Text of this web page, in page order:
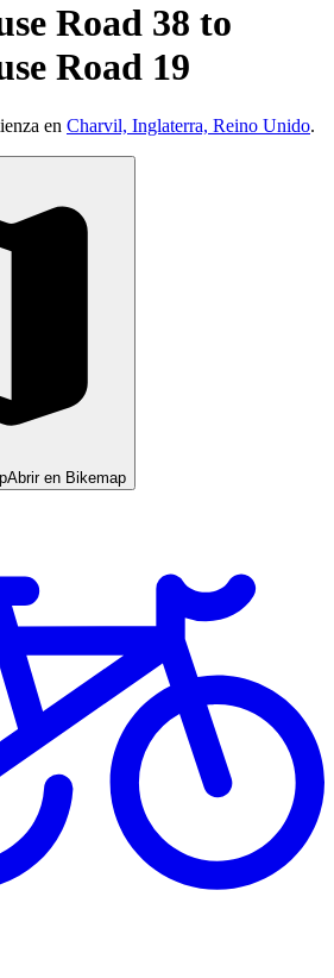
Road 38 to
Road 19
en Charvil, Inglaterra, Reino Unido.
Abrir en Bikemap